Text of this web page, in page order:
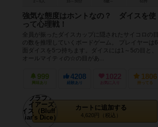
強気な態度はホントなの？ ダイスを使
って心理戦！
全員が振ったダイスカップに隠されたサイコロの目
の数を推理していくボードゲーム。 プレイヤーは6
面ダイスを5つ持ちます。ダイスには1～5の目と、
オールマイティの☆の目があ...
999
興味あり
4208
経験あり
1022
お気に入り
1806
持ってる
カートに追加する
4,620円（税込）